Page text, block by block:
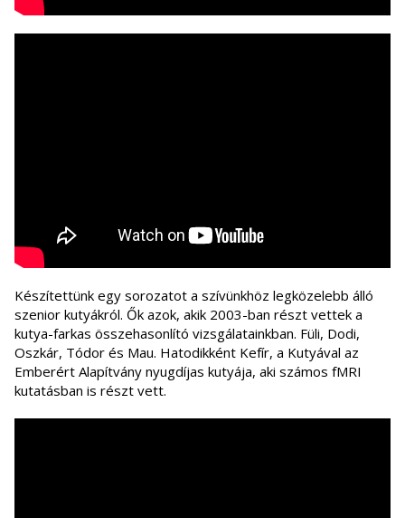
Készítettünk egy sorozatot a szívünkhöz legközelebb álló
szenior kutyákról. Ők azok, akik 2003-ban részt vettek a
kutya-farkas összehasonlító vizsgálatainkban. Füli, Dodi,
Oszkár, Tódor és Mau. Hatodikként Kefír, a Kutyával az
Emberért Alapítvány nyugdíjas kutyája, aki számos fMRI
kutatásban is részt vett.